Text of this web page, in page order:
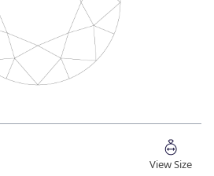
View Size